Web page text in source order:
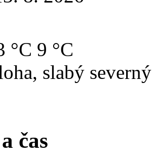
°C 9 °C
slabý
čas